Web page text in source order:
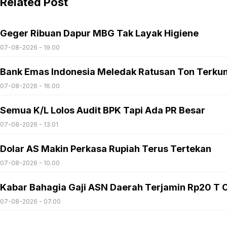
Geger Ribuan Dapur MBG Tak Layak Higiene
07-08-2026 - 19.00
Bank Emas Indonesia Meledak Ratusan Ton
07-08-2026 - 16.00
Semua K/L Lolos Audit BPK Tapi Ada PR Besar
07-08-2026 - 13.01
Dolar AS Makin Perkasa Rupiah Terus Tertekan
07-08-2026 - 10.00
Kabar Bahagia Gaji ASN Daerah Terjamin Rp20 T
07-08-2026 - 07.00